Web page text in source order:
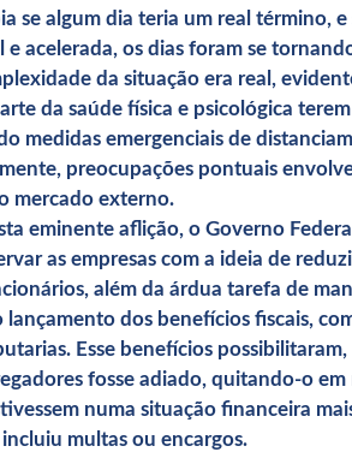
se algum dia teria um real término,
e acelerada, os dias foram se
da situação era real,
da saúde física e psicológica
medidas emergenciais de
preocupações pontuais
mercado externo.
eminente aflição, o Governo
as empresas com a ideia de
além da árdua tarefa de
lançamento dos benefícios fiscais,
Esse benefícios
fosse adiado, quitando-o
numa situação financeira
multas ou encargos.